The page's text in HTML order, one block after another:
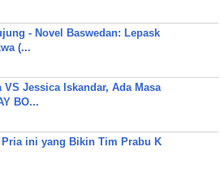
- Novel Baswedan: Lepask
(...
VS Jessica Iskandar, Ada Masa
BO...
ini yang Bikin Tim Prabu K